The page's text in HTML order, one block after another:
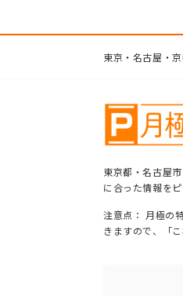
東京・名古屋・
東京都・名古屋
に合った情報を
注意点： 月極の
きますので、「